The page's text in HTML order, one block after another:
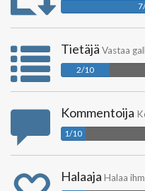
Tietäjä Vastaa
2/10
Kommentoija
1/10
Halaaja Halaa